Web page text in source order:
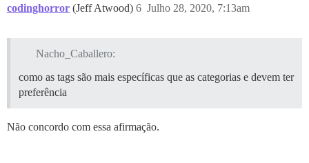
codinghorror (Jeff Atwood) Julho 28, 2020, 7:13am
6
Nacho_Caballero:
como as tags são mais específicas que as categorias e devem ter
preferência
Não concordo com essa afirmação.